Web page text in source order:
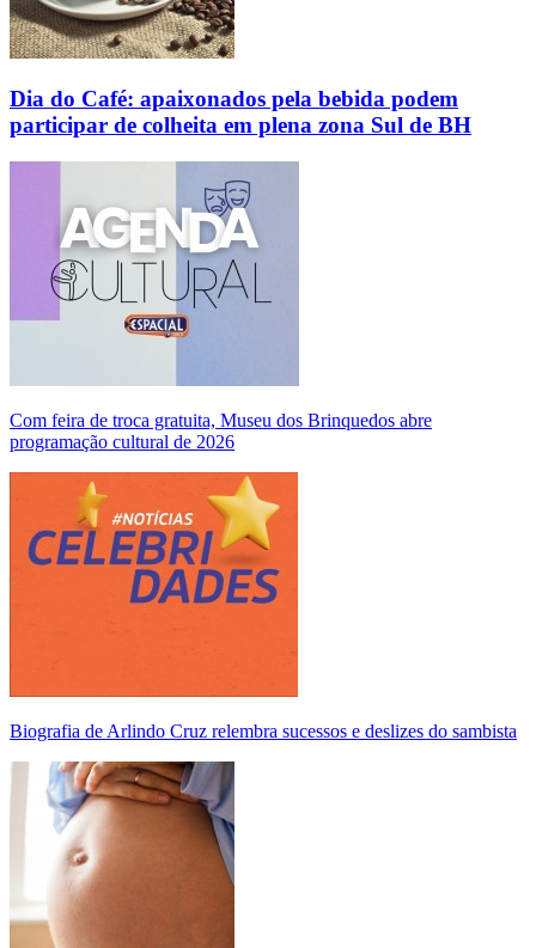
Dia do Café: apaixonados pela bebida podem
participar de colheita em plena zona Sul de BH
Com feira de troca gratuita, Museu dos Brinquedos abre
programação cultural de 2026
Biografia de Arlindo Cruz relembra sucessos e deslizes do sambista